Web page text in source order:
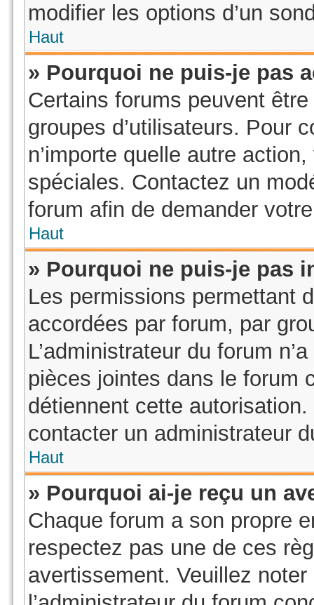
modifier les options d’un
Haut
» Pourquoi ne puis-je pas
Certains forums peuvent
groupes d’utilisateurs. Pour
n’importe quelle autre
spéciales. Contactez un
forum afin de demander
Haut
» Pourquoi ne puis-je pas
Les permissions permettant
accordées par forum, par
L’administrateur du forum
pièces jointes dans le forum
détiennent cette
contacter un administrateur
Haut
» Pourquoi ai-je reçu un
Chaque forum a son propre
respectez pas une de ces
avertissement. Veuillez noter